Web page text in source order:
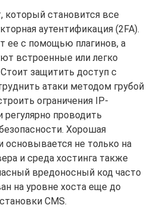
который становится все
аутентификация (2FA).
ее с помощью плагинов, а
встроенные или легко
защитить доступ с
атаки методом грубой
ограничения IP-
регулярно проводить
Хорошая
основывается не только на
и среда хостинга также
вредоносный код часто
на уровне хоста еще до
CMS.